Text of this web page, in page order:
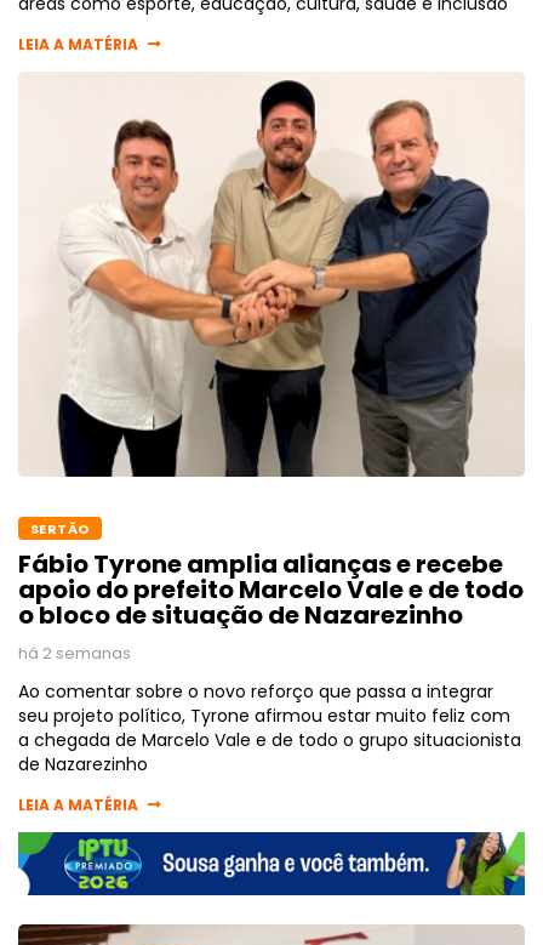
LEIA A MATÉRIA
SERTÃO
Fábio Tyrone amplia alianças e recebe
apoio do prefeito Marcelo Vale e de todo
o bloco de situação de Nazarezinho
há 2 semanas
Ao comentar sobre o novo reforço que passa a integrar
seu projeto político, Tyrone afirmou estar muito feliz com
a chegada de Marcelo Vale e de todo o grupo situacionista
de Nazarezinho
LEIA A MATÉRIA